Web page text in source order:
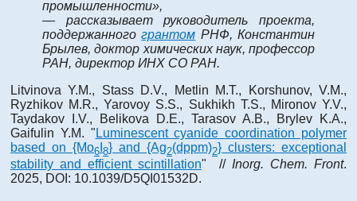
промышленности»,
— рассказывает руководитель проекта,
поддержанногогрантом РНФ, Константин
Брылев, доктор химических наук, профессор
РАН, директор ИНХ СО РАН.
Litvinova Y.M., Stass D.V., Metlin M.T., Korshunov, V.M.,
Ryzhikov M.R., Yarovoy S.S., Sukhikh T.S., Mironov Y.V.,
Taydakov I.V., Belikova D.E., Tarasov A.B., Brylev K.A.,
Gaifulin Y.M. " Luminescent cyanide coordination polymer
based on {Mo6 8} and {Ag2(dppm)2} clusters: exceptional
stability and efficient scintillation" // Inorg. Chem. Front.
2025, DOI: 10.1039/D5QI01532D.